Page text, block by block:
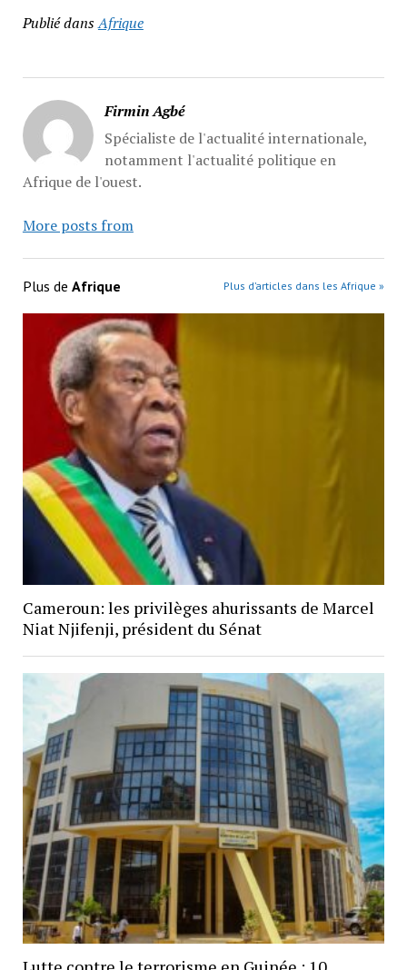
Publié dansAfrique
Firmin Agbé
Spécialiste de l'actualité internationale,
notamment l'actualité politique en
Afrique de l'ouest.
More posts from
Plus de Afrique Plus d’articles dans les Afrique »
Cameroun: les privilèges ahurissants de Marcel
Niat Njifenji, président du Sénat